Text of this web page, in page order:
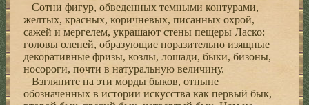
Сотни фигур, обведенных темными контурами,
желтых, красных, коричневых, писанных охрой,
сажей и мергелем, украшают стены пещеры Ласко:
головы оленей, образующие поразительно изящные
декоративные фризы, козлы, лошади, быки, бизоны,
носороги, почти в натуральную величину.
Взгляните на эти морды быков, отныне
обозначенных в истории искусства как первый бык,